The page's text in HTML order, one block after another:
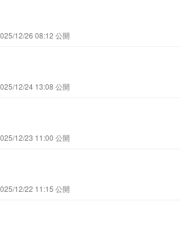
12/26 08:12 公開
12/24 13:08 公開
12/23 11:00 公開
12/22 11:15 公開